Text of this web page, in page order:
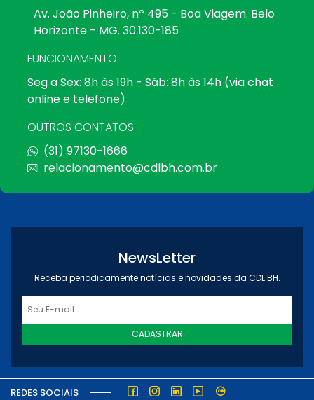
Av. João Pinheiro, nº 495 - Boa Viagem. Belo
Horizonte - MG. 30.130-185
FUNCIONAMENTO
Seg a Sex: 8h às 19h - Sáb: 8h às 14h (via chat
online e telefone)
OUTROS CONTATOS
(31) 97130-1666
relacionamento@cdlbh.com.br
NewsLetter
Receba periodicamente notícias e novidades da CDL BH.
CADASTRAR
REDES SOCIAIS